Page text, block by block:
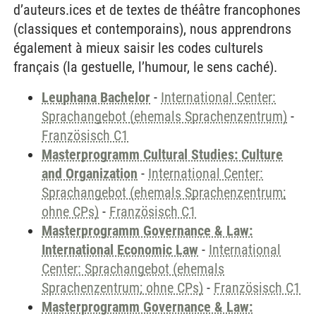
d’auteurs.ices et de textes de théâtre francophones
(classiques et contemporains), nous apprendrons
également à mieux saisir les codes culturels
français (la gestuelle, l’humour, le sens caché).
Leuphana Bachelor - International Center:
Sprachangebot (ehemals Sprachenzentrum) -
Französisch C1
Masterprogramm Cultural Studies: Culture
and Organization - International Center:
Sprachangebot (ehemals Sprachenzentrum;
ohne CPs) - Französisch C1
Masterprogramm Governance & Law:
International Economic Law - International
Center: Sprachangebot (ehemals
Sprachenzentrum; ohne CPs) - Französisch C1
Masterprogramm Governance & Law: